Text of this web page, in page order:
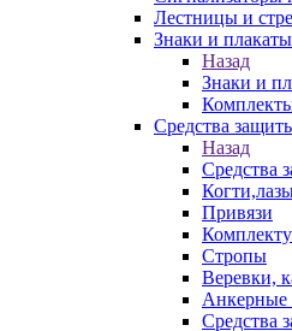
Лестницы и
Знаки и
Назад
Знаки и
Средства
Назад
Средства
Привязи
Стропы
Веревки,
Анкерные
Средства